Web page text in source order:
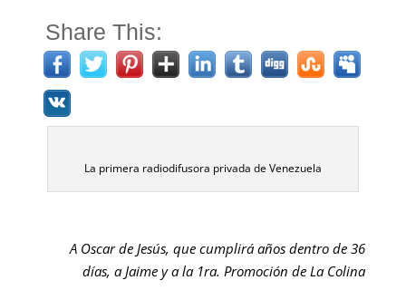
Share This:
La primera radiodifusora privada de Venezuela
A Oscar de Jesús, que cumplirá años dentro de 36
días, a Jaime y a la 1ra. Promoción de La Colina